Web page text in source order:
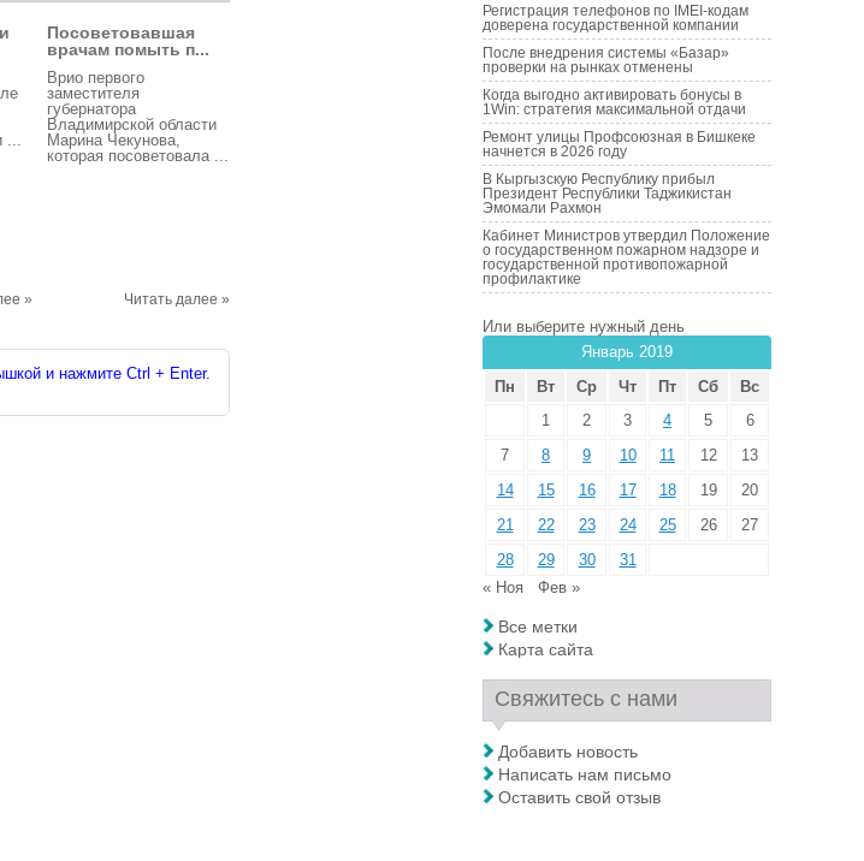
...
»
Посоветовавшая
врачам помыть п...
Врио первого
заместителя
губернатора
Владимирской области
Марина Чекунова,
которая посоветовала ...
Читать далее »
и нажмите Ctrl + Enter.
Регистрация телефонов по IMEI-кодам
доверена государственной компании
После внедрения системы «Базар»
проверки на рынках отменены
Когда выгодно активировать бонусы в
1Win: стратегия максимальной отдачи
Ремонт улицы Профсоюзная в Бишкеке
начнется в 2026 году
В Кыргызскую Республику прибыл
Президент Республики Таджикистан
Эмомали Рахмон
Кабинет Министров утвердил Положение
о государственном пожарном надзоре и
государственной противопожарной
профилактике
Или выберите нужный день
Январь 2019
Пн
Вт Ср Чт Пт Сб
Вс
1
2 3 4 5
6
7
8 9 10 11 12
13
14
15 16 17 18 19
20
21
22 23 24 25 26
27
28
29 30
31
« Ноя
Фев »
Все метки
Карта сайта
Свяжитесь с нами
Добавить новость
Написать нам письмо
Оставить свой отзыв